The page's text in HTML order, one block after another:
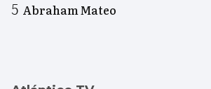
Abraham Mateo